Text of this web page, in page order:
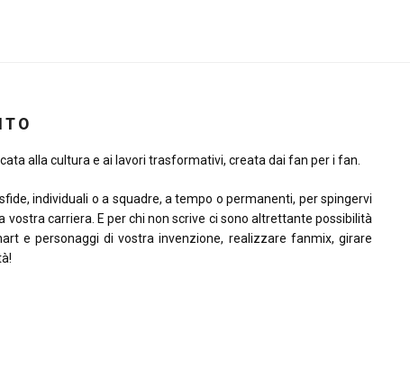
alla cultura e ai lavori trasformativi, creata dai fan per i fan.
individuali o a squadre, a tempo o permanenti, per spingervi
carriera. E per chi non scrive ci sono altrettante possibilità
e personaggi di vostra invenzione, realizzare fanmix, girare